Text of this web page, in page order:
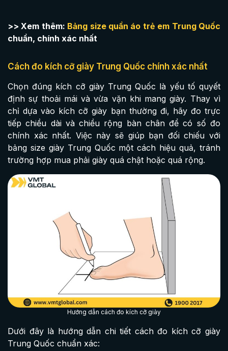
>> Xem thêm: Bảng size quần áo trẻ em Trung Quốc
chuẩn, chính xác nhất
Cách đo kích cỡ giày Trung Quốc chính xác nhất
Chọn đúng kích cỡ giày Trung Quốc là yếu tố quyết
định sự thoải mái và vừa vặn khi mang giày. Thay vì
chỉ dựa vào kích cỡ giày bạn thường đi, hãy đo trực
tiếp chiều dài và chiều rộng bàn chân để có số đo
chính xác nhất. Việc này sẽ giúp bạn đối chiếu với
bảng size giày Trung Quốc một cách hiệu quả, tránh
trường hợp mua phải giày quá chật hoặc quá rộng.
Hướng dẫn cách đo kích cỡ giày
Dưới đây là hướng dẫn chi tiết cách đo kích cỡ giày
Trung Quốc chuẩn xác: